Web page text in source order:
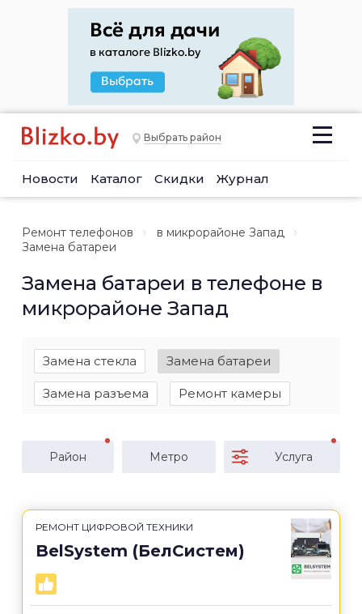
Выбрать район
Новости Каталог Скидки Журнал
Ремонт телефонов
в микрорайоне Запад
Замена батареи
Замена батареи в телефоне в
микрорайоне Запад
Замена стекла Замена батареи
Замена разъема Ремонт камеры
Район Метро Услуга
РЕМОНТ ЦИФРОВОЙ ТЕХНИКИ
BelSystem (БелСистем)